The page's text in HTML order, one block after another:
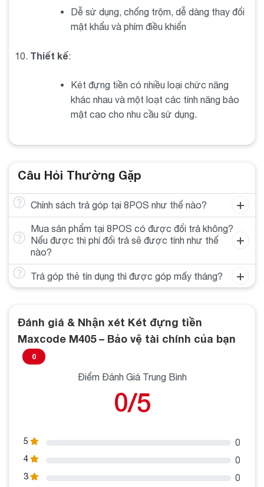
Dễ sử dụng, chống trộm, dễ dàng thay đổi
mật khẩu và phím điều khiển
Thiết kế:
Két đựng tiền có nhiều loại chức năng
khác nhau và một loạt các tính năng bảo
mật cao cho nhu cầu sử dụng.
Câu Hỏi Thường Gặp
Chính sách trả góp tại 8POS như thế nào?
Mua sản phẩm tại 8POS có được đổi trả không?
Nếu được thì phí đổi trả sẽ được tính như thế
nào?
Trả góp thẻ tín dụng thì được góp mấy tháng?
Đánh giá & Nhận xét Két đựng tiền
Maxcode M405 – Bảo vệ tài chính của bạn
0
Điểm Đánh Giá Trung Bình
0/5
5 0
4 0
3 0